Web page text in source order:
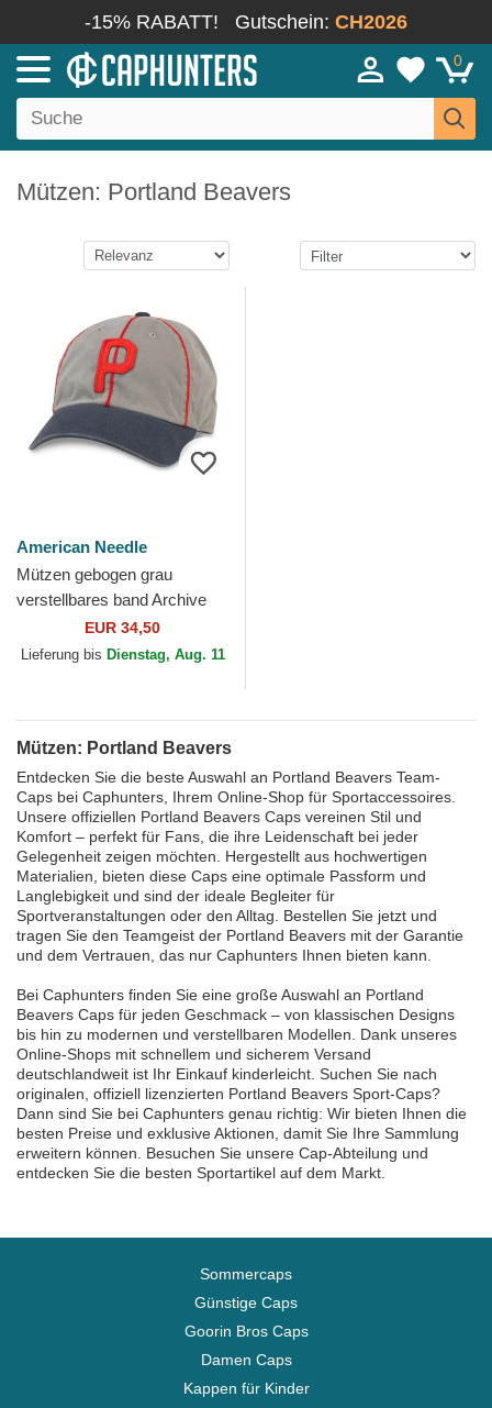
-15% RABATT! Gutschein: CH2026
0
Mützen: Portland Beavers
American Needle
Mützen gebogen grau
verstellbares band Archive
der Portland Beavers MiLB
von American Needle
EUR 34,50
Lieferung bis Dienstag, Aug. 11
Mützen: Portland Beavers
Entdecken Sie die beste Auswahl an Portland Beavers Team-
Caps bei Caphunters, Ihrem Online-Shop für Sportaccessoires.
Unsere offiziellen Portland Beavers Caps vereinen Stil und
Komfort – perfekt für Fans, die ihre Leidenschaft bei jeder
Gelegenheit zeigen möchten. Hergestellt aus hochwertigen
Materialien, bieten diese Caps eine optimale Passform und
Langlebigkeit und sind der ideale Begleiter für
Sportveranstaltungen oder den Alltag. Bestellen Sie jetzt und
tragen Sie den Teamgeist der Portland Beavers mit der Garantie
und dem Vertrauen, das nur Caphunters Ihnen bieten kann.
Bei Caphunters finden Sie eine große Auswahl an Portland
Beavers Caps für jeden Geschmack – von klassischen Designs
bis hin zu modernen und verstellbaren Modellen. Dank unseres
Online-Shops mit schnellem und sicherem Versand
deutschlandweit ist Ihr Einkauf kinderleicht. Suchen Sie nach
originalen, offiziell lizenzierten Portland Beavers Sport-Caps?
Dann sind Sie bei Caphunters genau richtig: Wir bieten Ihnen die
besten Preise und exklusive Aktionen, damit Sie Ihre Sammlung
erweitern können. Besuchen Sie unsere Cap-Abteilung und
entdecken Sie die besten Sportartikel auf dem Markt.
Sommercaps
Günstige Caps
Goorin Bros Caps
Damen Caps
Kappen für Kinder